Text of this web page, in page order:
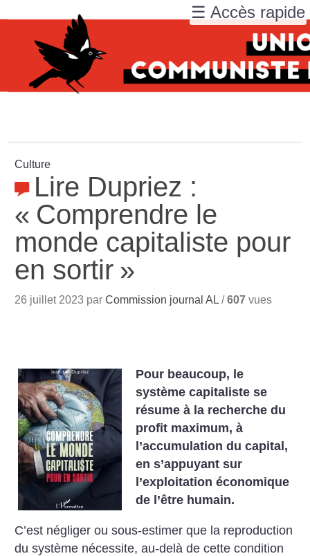
Culture
Lire Dupriez :
« Comprendre le
monde capitaliste pour
en sortir »
26 juillet 2023 parCommission journal AL /607 vues
Pour beaucoup, le
système capitaliste se
résume à la recherche du
profit maximum, à
l’accumulation du capital,
en s’appuyant sur
l’exploitation économique
de l’être humain.
C’est négliger ou sous-estimer que la reproduction
du système nécessite, au-delà de cette condition
☰ Accès rapide